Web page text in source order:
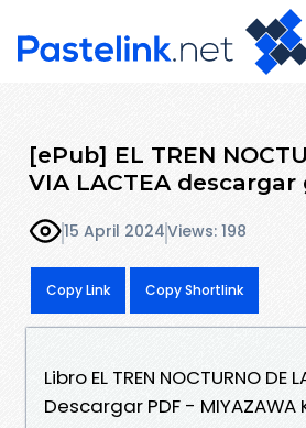
[ePub] EL TREN
VIA LACTEA descargar
15 April 2024Views: 198
Copy Link Copy Shortlink
Libro EL TREN NOCTURNO DE
Descargar PDF - MIYAZAWA